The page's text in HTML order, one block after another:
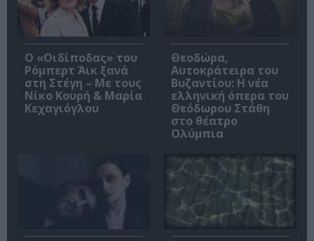
O «Οιδίποδας» του
Ρόμπερτ Άικ ξανά
στη Στέγη – Με τους
Νίκο Κουρή & Μαρία
Κεχαγιόγλου
Θεοδώρα,
Αυτοκράτειρα του
Βυζαντίου: Η νέα
ελληνική όπερα του
Θεόδωρου Στάθη
στο θέατρο
Ολύμπια